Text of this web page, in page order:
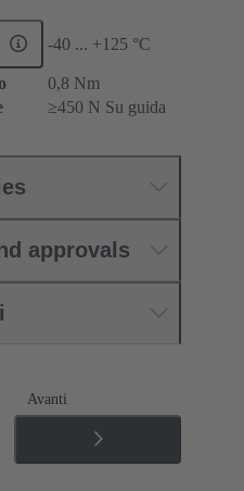
-40 ... +125 °C
‌0,8 Nm
≥450 N Su guida
approvals
Avanti